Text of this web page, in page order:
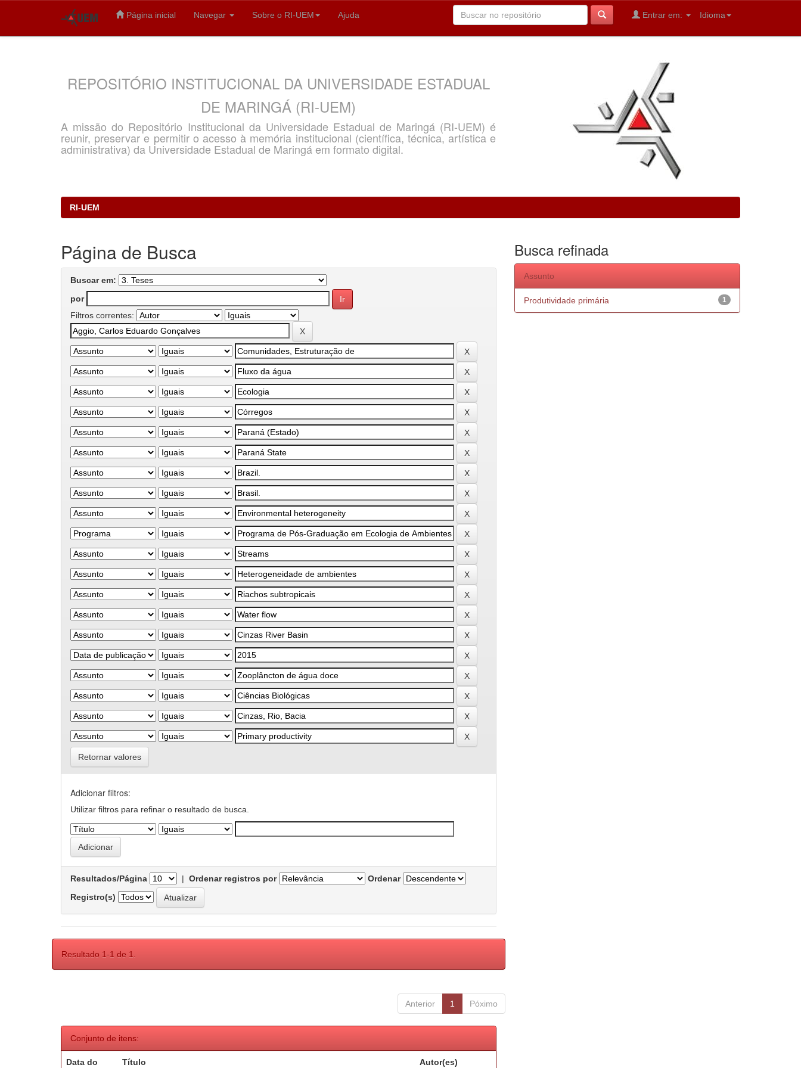
Página inicial Navegar Sobre o RI-UEM Ajuda Idioma
Entrar em:
REPOSITÓRIO INSTITUCIONAL DA UNIVERSIDADE ESTADUAL
DE MARINGÁ (RI-UEM)
A missão do Repositório Institucional da Universidade Estadual de Maringá (RI-UEM) é
reunir, preservar e permitir o acesso à memória institucional (científica, técnica, artística e
administrativa) da Universidade Estadual de Maringá em formato digital.
RI-UEM
Página de Busca
Buscar em:
por
Filtros correntes:
Retornar valores
Adicionar filtros:
Utilizar filtros para refinar o resultado de busca.
Resultados/Página | Ordenar registros por
Ordenar
Registro(s)
Resultado 1-1 de 1.
Anterior 1 Póximo
Conjunto de itens:
Data do Título Autor(es)
Busca refinada
Assunto
1
Produtividade primária